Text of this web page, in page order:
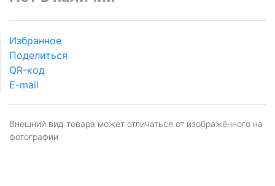
Избранное
Поделиться
QR-код
E-mail
Внешний вид товара может отличаться от изображённого на
фотографии